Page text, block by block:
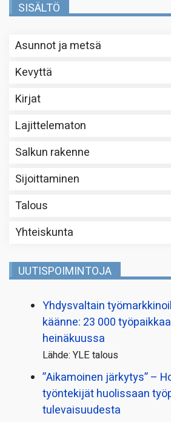
SISÄLTÖ
Asunnot ja metsä
Kevyttä
Kirjat
Lajittelematon
Salkun rakenne
Sijoittaminen
Talous
Yhteiskunta
UUTISPOIMINTOJA
Yhdysvaltain
käänne: 23 000
heinäkuussa
Lähde: YLE talous
”Aikamoinen järkytys” –
työntekijät huolissaan
tulevaisuudesta